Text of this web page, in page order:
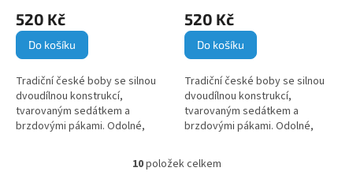
520 Kč
Do košíku
Tradiční české boby se silnou
dvoudílnou konstrukcí,
tvarovaným sedátkem a
brzdovými pákami. Odolné,
520 Kč
Do košíku
Tradiční české boby se silnou
dvoudílnou konstrukcí,
tvarovaným sedátkem a
brzdovými pákami. Odolné,
generace.
O
10položek celkem